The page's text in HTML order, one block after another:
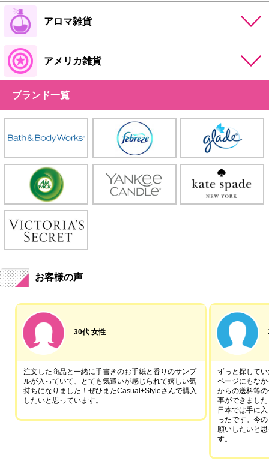
アロマ雑貨
アメリカ雑貨
ブランド一覧
お客様の声
30代 女性
注文した商品と一緒に手書きのお手紙と香りのサンプ
ルが入っていて、とても気遣いが感じられて嬉しい気
持ちになりました！ぜひまたCasual+Styleさんで購入
したいと思っています。
ずっと探して
ページにもな
からの送料等
事ができました
日本では手に
ったです。今
願いしたいと
す。